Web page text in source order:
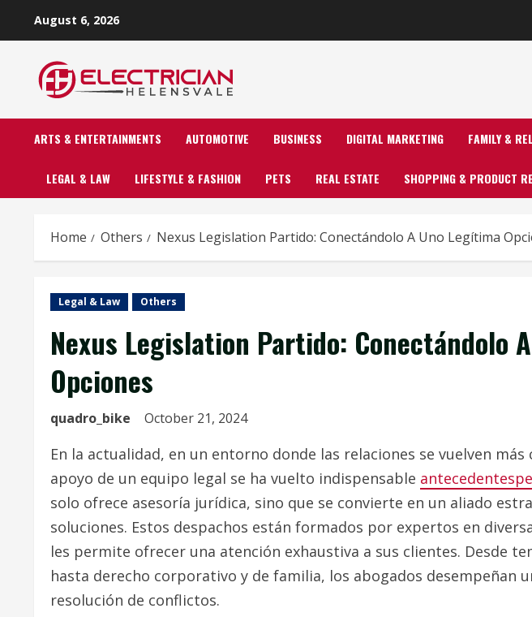
August 6, 2026
ARTS & ENTERTAINMENTS AUTOMOTIVE BUSINESS DIGITAL MARKETING FAMILY &
LEGAL & LAW LIFESTYLE & FASHION PETS REAL ESTATE SHOPPING & PRODUCT
Home Others Nexus Legislation Partido: Conectándolo A Uno Legítima
Legal & Law Others
Nexus Legislation Partido: Conectándolo
Opciones
quadro_bike October 21, 2024
En la actualidad, en un entorno donde las relaciones se vuelven
apoyo de un equipo legal se ha vuelto indispensable
solo ofrece asesoría jurídica, sino que se convierte en un aliado
soluciones. Estos despachos están formados por expertos en
les permite ofrecer una atención exhaustiva a sus clientes. Desde
hasta derecho corporativo y de familia, los abogados desempeñan
resolución de conflictos.